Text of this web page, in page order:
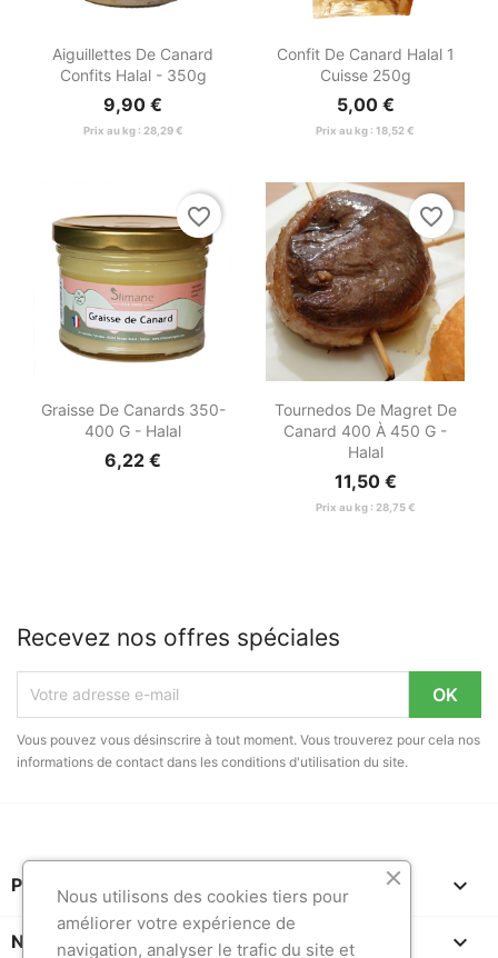
Aperçu rapide
Aiguillettes De Canard
Confits Halal - 350g
9,90 €
Prix au kg : 28,29 €
Aperçu rapide
Confit De Canard Halal 1
Cuisse 250g
5,00 €
Prix au kg : 18,52 €
Aperçu rapide
Graisse De Canards 350-
400 G - Halal
6,22 €
favorite_border
Aperçu rapide
Tournedos De Magret De
Canard 400 À 450 G -
Halal
11,50 €
Prix au kg : 28,75 €
favorite_border
Recevez nos offres spéciales
Vous pouvez vous désinscrire à tout moment. Vous trouverez pour cela nos
informations de contact dans les conditions d'utilisation du site.
PRODUITS 
NOTRE SOCIÉTÉ 
Nous utilisons des cookies tiers pour
améliorer votre expérience de
navigation, analyser le trafic du site et